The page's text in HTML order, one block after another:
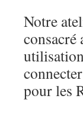
Notre
pour les